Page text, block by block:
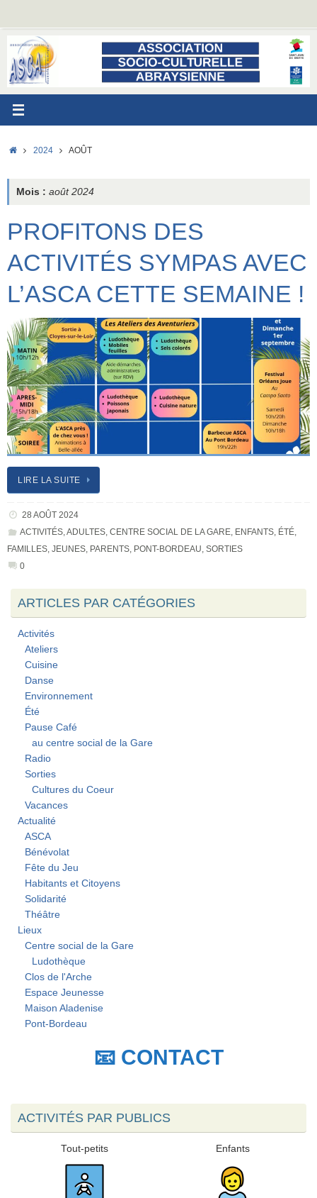
contenu
ACCUEIL
2024 AOÛT
Mois : août 2024
PROFITONS DES
ACTIVITÉS SYMPAS AVEC
L’ASCA CETTE SEMAINE !
LIRE LA SUITE
28 AOÛT 2024
ACTIVITÉS, ADULTES, CENTRE SOCIAL DE LA GARE, ENFANTS, ÉTÉ,
FAMILLES JEUNES PARENTS PONT-BORDEAU SORTIES
0
ARTICLES PAR CATÉGORIES
Activités
Ateliers
Cuisine
Danse
Environnement
Été
Pause Café
au centre social de la Gare
Radio
Sorties
Cultures du Coeur
Vacances
Actualité
ASCA
Bénévolat
Fête du Jeu
Habitants et Citoyens
Solidarité
Théâtre
Lieux
Centre social de la Gare
Ludothèque
Clos de l'Arche
Espace Jeunesse
Maison Aladenise
Pont-Bordeau
📧 CONTACT
ACTIVITÉS PAR PUBLICS
Tout-petits Enfants